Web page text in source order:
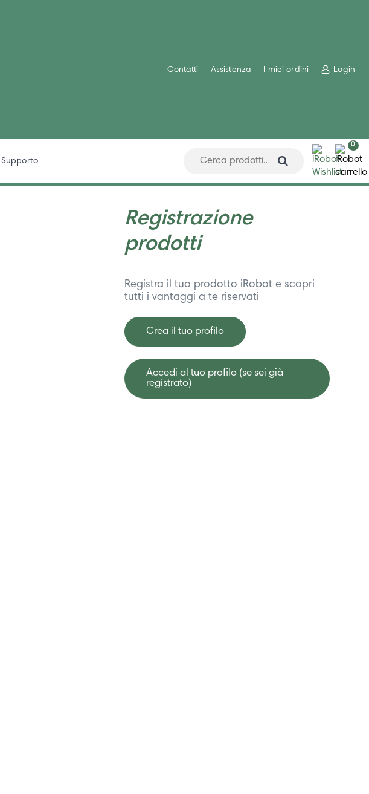
Contatti Assistenza I miei ordini Login
Supporto
0
Registrazione
prodotti
Registra il tuo prodotto iRobot e scopri
tutti i vantaggi a te riservati
Crea il tuo profilo
Accedi al tuo profilo (se sei già
registrato)